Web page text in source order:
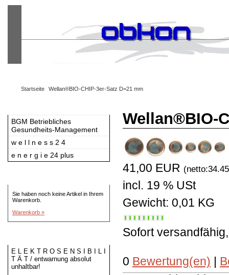
Startseite Wellan®BIO-CHIP-3er-Satz D=21 mm
BGM Betriebliches
Gesundheits-Management
w e l l n e s s 2 4
e n e r g i e 24 plus
Sie haben noch keine Artikel in Ihrem
Warenkorb.
Warenkorb »
E L E K T R O S E N S I B I L I
T Ä T / entwarnung absolut
unhaltbar!
Wellan®BIO-
41,00 EUR
incl. 19 % USt
Gewicht: 0,01 KG
Sofort
0 Bewertung(en)